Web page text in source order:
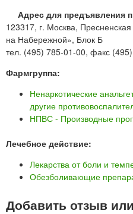
Адрес для предъявления
123317, г. Москва,
на Набережной», Блок Б
тел. (495) 785-01-00, факс
Фармгруппа:
Ненаркотические
другие
НПВС - Производные
Лечебное действие:
Лекарства от боли и
Обезболивающие
Добавить отзыв